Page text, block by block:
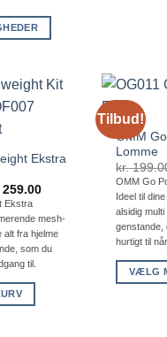
kan
vælges
på
varesiden
Ekstra
259.00Den
er:
kr. 259.00.
Ekstra
mesh-
alt fra hjelme
som du
til.
Tilbud!
OMM
Lomme
kr.
OMM Go
Ideel til
alsidig
genstande,
hurtigt til
VÆLG